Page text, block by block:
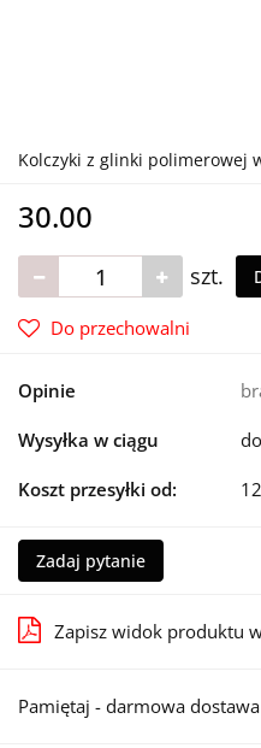
Kolczyki z glinki polimerowej
30.00
szt.
Do przechowalni
Opinie
Wysyłka w ciągu
Koszt przesyłki od: 12
Zadaj pytanie
Zapisz widok produktu
Pamiętaj - darmowa dostawa